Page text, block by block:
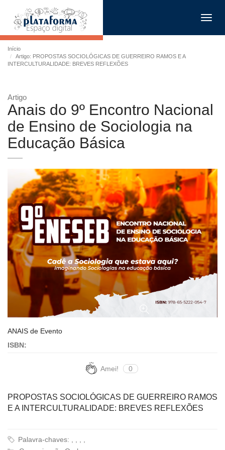
Início
Artigo: PROPOSTAS SOCIOLÓGICAS DE GUERREIRO RAMOS E A
INTERCULTURALIDADE: BREVES REFLEXÕES
Artigo
Anais do 9º Encontro Nacional
de Ensino de Sociologia na
Educação Básica
ANAIS de Evento
ISBN:
Amei! 0
PROPOSTAS SOCIOLÓGICAS DE GUERREIRO RAMOS
E A INTERCULTURALIDADE: BREVES REFLEXÕES
Palavra-chaves: , , , ,